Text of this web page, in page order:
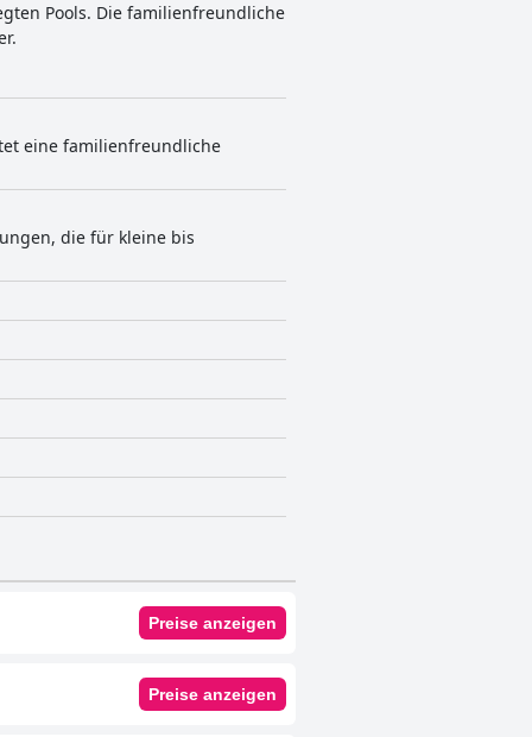
Pools. Die familienfreundliche
eine familienfreundliche
die für kleine bis
Preise anzeigen
Preise anzeigen